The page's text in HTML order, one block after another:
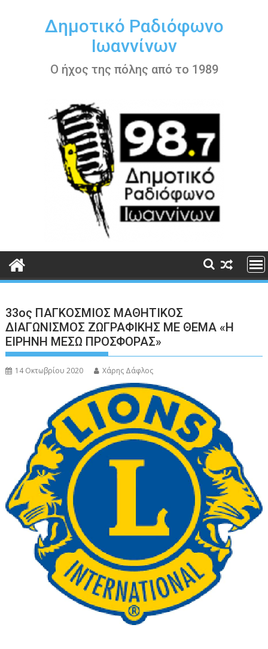
περιεχόμενοΔημοτικό Ραδιόφωνο
Ιωαννίνων
Ο ήχος της πόλης από το 1989
33ος ΠAΓKOΣMIOΣ MAΘHTIKOΣ
ΔIAΓΩNIΣMOΣ ZΩΓPAΦIKHΣ ΜΕ ΘEMA «Η
ΕΙΡΗΝΗ ΜΕΣΩ ΠΡΟΣΦΟΡΑΣ»
14 Οκτωβρίου 2020 Χάρης Δάφλος